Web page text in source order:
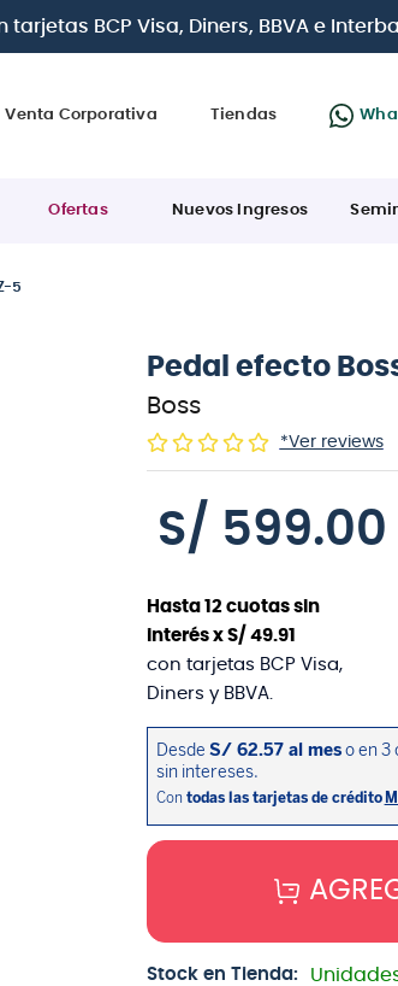
interés con todas las tarjetas de
Venta Corporativa Tiendas
Ofertas Nuevos Ingresos
5
Pedal efecto
Boss
*Ver reviews
S/ 599.00
Hasta 12cuotas sin
interés x S/ 49.91
con tarjetas BCP Visa,
Diners y BBVA.
Stock en Tienda: